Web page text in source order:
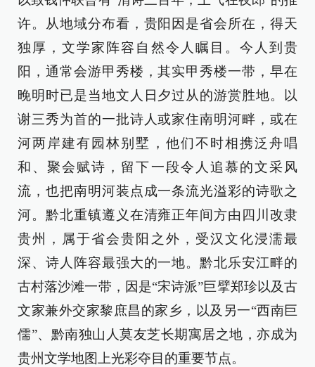
许。从地域分布看，贵阳因是省会所在，得天
独厚，文学家阵容自然令人瞩目。今人到贵
阳，通常会游甲秀楼，其实甲秀楼一带，早在
晚明时已是当地文人日夕过从的游赏胜地。以
谢三秀为首的一批诗人或家住南明河畔，或在
河两岸建有园林别墅，他们不时相携泛舟唱
和、聚会赋诗，留下一段令人追慕的文采风
流，也把南明河装点成一条流光溢彩的诗歌之
河。黔北重镇遵义在清雍正年间方由四川改隶
贵州，属于省会贵阳之外，受汉文化浸濡最
深、诗人阵容最强大的一地。黔北乐安江畔的
古村落沙滩一带，因是“宋诗派”巨擘郑珍以及古
文家兼外交家黎庶昌的家乡，以及另一“西南巨
儒”、黔南独山人莫友芝长期寓居之地，亦成为
贵州文学地图上光彩夺目的重要节点。